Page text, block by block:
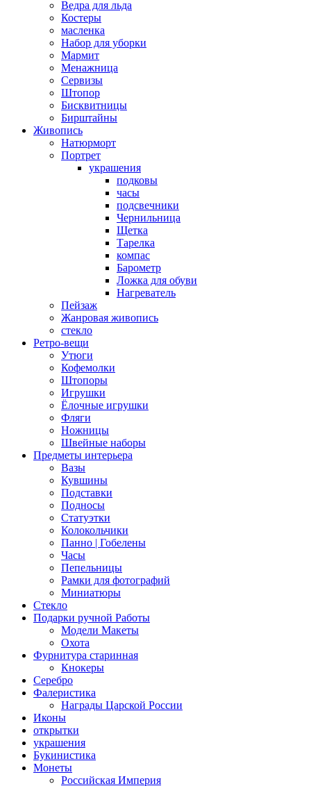
Ведра для льда
Костеры
масленка
Набор для уборки
Мармит
Менажница
Сервизы
Штопор
Бисквитницы
Бирштайны
Живопись
Натюрморт
Портрет
украшения
подковы
часы
подсвечники
Чернильница
Щетка
Тарелка
компас
Барометр
Ложка для обуви
Нагреватель
Пейзаж
Жанровая живопись
стекло
Ретро-вещи
Утюги
Кофемолки
Штопоры
Игрушки
Ёлочные игрушки
Фляги
Ножницы
Швейные наборы
Предметы интерьера
Вазы
Кувшины
Подставки
Подносы
Статуэтки
Колокольчики
Панно | Гобелены
Часы
Пепельницы
Рамки для фотографий
Миниатюры
Стекло
Подарки ручной Работы
Модели Макеты
Охота
Фурнитура старинная
Кнокеры
Серебро
Фалеристика
Награды Царской России
Иконы
открытки
украшения
Букинистика
Монеты
Российская Империя